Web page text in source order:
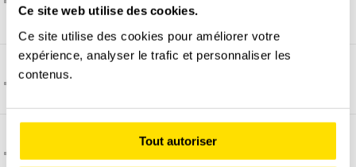
Ce site web utilise des cookies.
Ce site utilise des cookies pour améliorer votre
expérience, analyser le trafic et personnaliser les
contenus.
Tout autoriser
GT/Prestige ?
La vidéo embarquée, comment ça marche ?
Comment et quand programmer un stage ?